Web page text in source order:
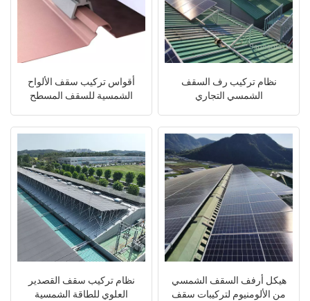
أقواس تركيب سقف الألواح
الشمسية للسقف المسطح
نظام تركيب رف السقف
الشمسي التجاري
نظام تركيب سقف القصدير
العلوي للطاقة الشمسية
هيكل أرفف السقف الشمسي
من الألومنيوم لتركيبات سقف